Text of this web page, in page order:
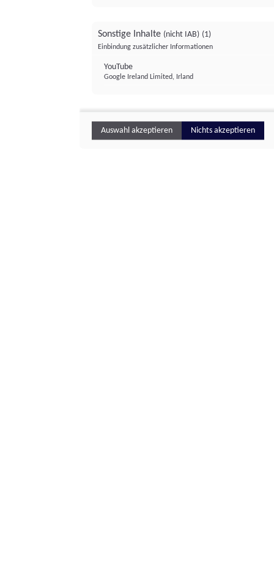
Sonstige Inhalte (nicht IAB) (1)
Einbindung zusätzlicher Informationen
YouTube
Google Ireland Limited, Irland
Auswahl akzeptieren Nichts akzeptieren